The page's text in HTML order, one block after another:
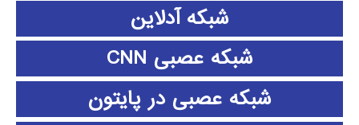
شبکه آدلاین
شبکه عصبی CNN
شبکه عصبی در پایتون